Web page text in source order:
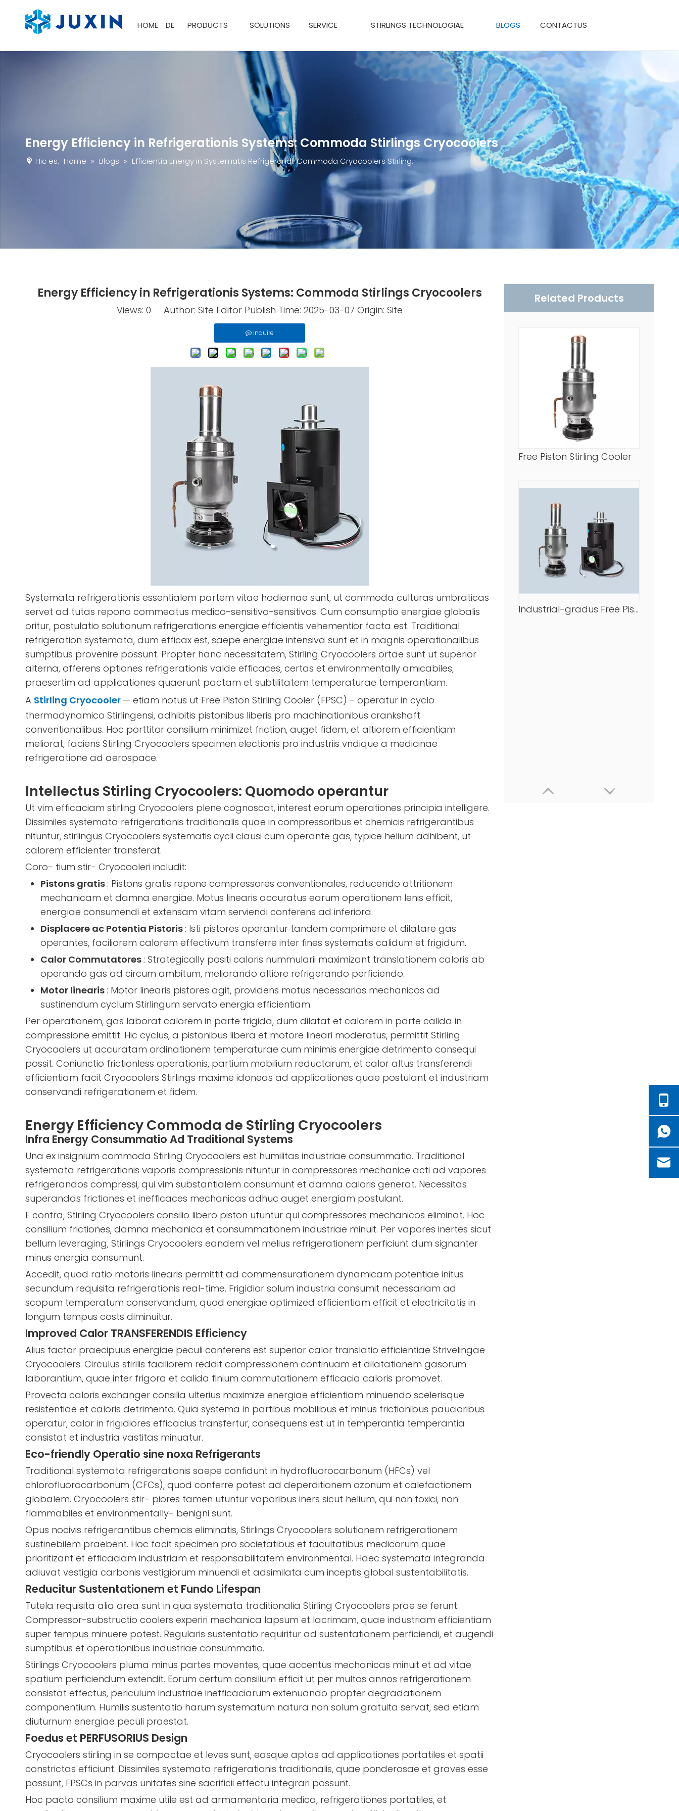
HOME DE PRODUCTS SOLUTIONS SERVICE STIRLINGS TECHNOLOGIAE BLOGS CONTACTUS
Energy Efficiency in Refrigerationis Systems: Commoda Stirlings Cryocoolers
Hic es: Home » Blogs » Efficientia Energy in Systematis Refrigerandi: Commoda Cryocoolers Stirling.
Energy Efficiency in Refrigerationis Systems: Commoda Stirlings Cryocoolers
Views: 0 Author: Site Editor Publish Time: 2025-03-07 Origin: Site
inquire
Systemata refrigerationis essentialem partem vitae hodiernae sunt, ut commoda culturas umbraticas
servet ad tutas repono commeatus medico-sensitivo-sensitivos. Cum consumptio energiae globalis
oritur, postulatio solutionum refrigerationis energiae efficientis vehementior facta est. Traditional
refrigeration systemata, dum efficax est, saepe energiae intensiva sunt et in magnis operationalibus
sumptibus provenire possunt. Propter hanc necessitatem, Stirling Cryocoolers ortae sunt ut superior
alterna, offerens optiones refrigerationis valde efficaces, certas et environmentally amicabiles,
praesertim ad applicationes quaerunt pactam et subtilitatem temperaturae temperantiam.
A Stirling Cryocooler — etiam notus ut Free Piston Stirling Cooler (FPSC) - operatur in cyclo
thermodynamico Stirlingensi, adhibitis pistonibus liberis pro machinationibus crankshaft
conventionalibus. Hoc porttitor consilium minimizet friction, auget fidem, et altiorem efficientiam
meliorat, faciens Stirling Cryocoolers specimen electionis pro industriis vndique a medicinae
refrigeratione ad aerospace.
Intellectus Stirling Cryocoolers: Quomodo operantur
Ut vim efficaciam stirling Cryocoolers plene cognoscat, interest eorum operationes principia intelligere.
Dissimiles systemata refrigerationis traditionalis quae in compressoribus et chemicis refrigerantibus
nituntur, stirlingus Cryocoolers systematis cycli clausi cum operante gas, typice helium adhibent, ut
calorem efficienter transferat.
Coro- tium stir- Cryocooleri includit:
Pistons gratis : Pistons gratis repone compressores conventionales, reducendo attritionem
mechanicam et damna energiae. Motus linearis accuratus earum operationem lenis efficit,
energiae consumendi et extensam vitam serviendi conferens ad inferiora.
Displacere ac Potentia Pistoris : Isti pistores operantur tandem comprimere et dilatare gas
operantes, faciliorem calorem effectivum transferre inter fines systematis calidum et frigidum.
Calor Commutatores : Strategically positi caloris nummularii maximizant translationem caloris ab
operando gas ad circum ambitum, meliorando altiore refrigerando perficiendo.
Motor linearis : Motor linearis pistores agit, providens motus necessarios mechanicos ad
sustinendum cyclum Stirlingum servato energia efficientiam.
Per operationem, gas laborat calorem in parte frigida, dum dilatat et calorem in parte calida in
compressione emittit. Hic cyclus, a pistonibus libera et motore lineari moderatus, permittit Stirling
Cryocoolers ut accuratam ordinationem temperaturae cum minimis energiae detrimento consequi
possit. Coniunctio frictionless operationis, partium mobilium reductarum, et calor altus transferendi
efficientiam facit Cryocoolers Stirlings maxime idoneas ad applicationes quae postulant et industriam
conservandi refrigerationem et fidem.
Energy Efficiency Commoda de Stirling Cryocoolers
Infra Energy Consummatio Ad Traditional Systems
Una ex insignium commoda Stirling Cryocoolers est humilitas industriae consummatio. Traditional
systemata refrigerationis vaporis compressionis nituntur in compressores mechanice acti ad vapores
refrigerandos compressi, qui vim substantialem consumunt et damna caloris generat. Necessitas
superandas frictiones et inefficaces mechanicas adhuc auget energiam postulant.
E contra, Stirling Cryocoolers consilio libero piston utuntur qui compressores mechanicos eliminat. Hoc
consilium frictiones, damna mechanica et consummationem industriae minuit. Per vapores inertes sicut
bellum leveraging, Stirlings Cryocoolers eandem vel melius refrigerationem perficiunt dum signanter
minus energia consumunt.
Accedit, quod ratio motoris linearis permittit ad commensurationem dynamicam potentiae initus
secundum requisita refrigerationis real-time. Frigidior solum industria consumit necessariam ad
scopum temperatum conservandum, quod energiae optimized efficientiam efficit et electricitatis in
longum tempus costs diminuitur.
Improved Calor TRANSFERENDIS Efficiency
Alius factor praecipuus energiae peculi conferens est superior calor translatio efficientiae Strivelingae
Cryocoolers. Circulus stirilis faciliorem reddit compressionem continuam et dilatationem gasorum
laborantium, quae inter frigora et calida finium commutationem efficacia caloris promovet.
Provecta caloris exchanger consilia ulterius maximize energiae efficientiam minuendo scelerisque
resistentiae et caloris detrimento. Quia systema in partibus mobilibus et minus frictionibus paucioribus
operatur, calor in frigidiores efficacius transfertur, consequens est ut in temperantia temperantia
consistat et industria vastitas minuatur.
Eco-friendly Operatio sine noxa Refrigerants
Traditional systemata refrigerationis saepe confidunt in hydrofluorocarbonum (HFCs) vel
chlorofluorocarbonum (CFCs), quod conferre potest ad deperditionem ozonum et calefactionem
globalem. Cryocoolers stir- piores tamen utuntur vaporibus iners sicut helium, qui non toxici, non
flammabiles et environmentally- benigni sunt.
Opus nocivis refrigerantibus chemicis eliminatis, Stirlings Cryocoolers solutionem refrigerationem
sustinebilem praebent. Hoc facit specimen pro societatibus et facultatibus medicorum quae
prioritizant et efficaciam industriam et responsabilitatem environmental. Haec systemata integranda
adiuvat vestigia carbonis vestigiorum minuendi et adsimilata cum inceptis global sustentabilitatis.
Reducitur Sustentationem et Fundo Lifespan
Tutela requisita alia area sunt in qua systemata traditionalia Stirling Cryocoolers prae se ferunt.
Compressor-substructio coolers experiri mechanica lapsum et lacrimam, quae industriam efficientiam
super tempus minuere potest. Regularis sustentatio requiritur ad sustentationem perficiendi, et augendi
sumptibus et operationibus industriae consummatio.
Stirlings Cryocoolers pluma minus partes moventes, quae accentus mechanicas minuit et ad vitae
spatium perficiendum extendit. Eorum certum consilium efficit ut per multos annos refrigerationem
consistat effectus, periculum industriae inefficaciarum extenuando propter degradationem
componentium. Humilis sustentatio harum systematum natura non solum gratuita servat, sed etiam
diuturnum energiae peculi praestat.
Foedus et PERFUSORIUS Design
Cryocoolers stirling in se compactae et leves sunt, easque aptas ad applicationes portatiles et spatii
constrictas efficiunt. Dissimiles systemata refrigerationis traditionalis, quae ponderosae et graves esse
possunt, FPSCs in parvas unitates sine sacrificii effectu integrari possunt.
Hoc pacto consilium maxime utile est ad armamentaria medica, refrigerationes portatiles, et
Related Products
Free Piston Stirling Cooler
Industrial-gradus Free Piston Stirling Cooler